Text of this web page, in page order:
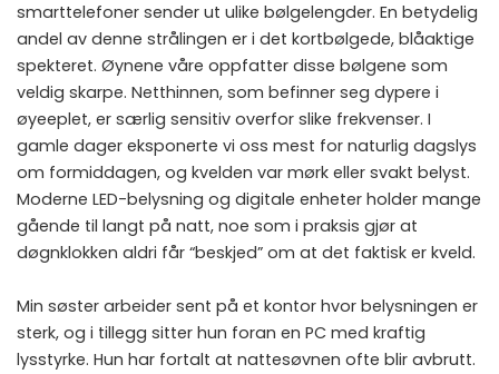
smarttelefoner sender ut ulike bølgelengder. En betydelig
andel av denne strålingen er i det kortbølgede, blåaktige
spekteret. Øynene våre oppfatter disse bølgene som
veldig skarpe. Netthinnen, som befinner seg dypere i
øyeeplet, er særlig sensitiv overfor slike frekvenser. I
gamle dager eksponerte vi oss mest for naturlig dagslys
om formiddagen, og kvelden var mørk eller svakt belyst.
Moderne LED-belysning og digitale enheter holder mange
gående til langt på natt, noe som i praksis gjør at
døgnklokken aldri får “beskjed” om at det faktisk er kveld.
Min søster arbeider sent på et kontor hvor belysningen er
sterk, og i tillegg sitter hun foran en PC med kraftig
lysstyrke. Hun har fortalt at nattesøvnen ofte blir avbrutt.